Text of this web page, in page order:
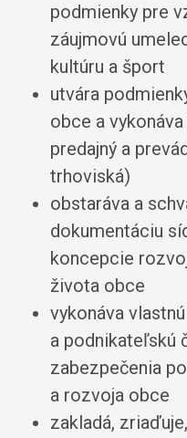
podmienky pre
záujmovú
kultúru a šport
utvára
obce a
predajný a
trhoviská)
obstaráva a
dokumentáciu
koncepcie
života obce
vykonáva
a podnikateľskú
zabezpečenia
a rozvoja obce
zakladá,